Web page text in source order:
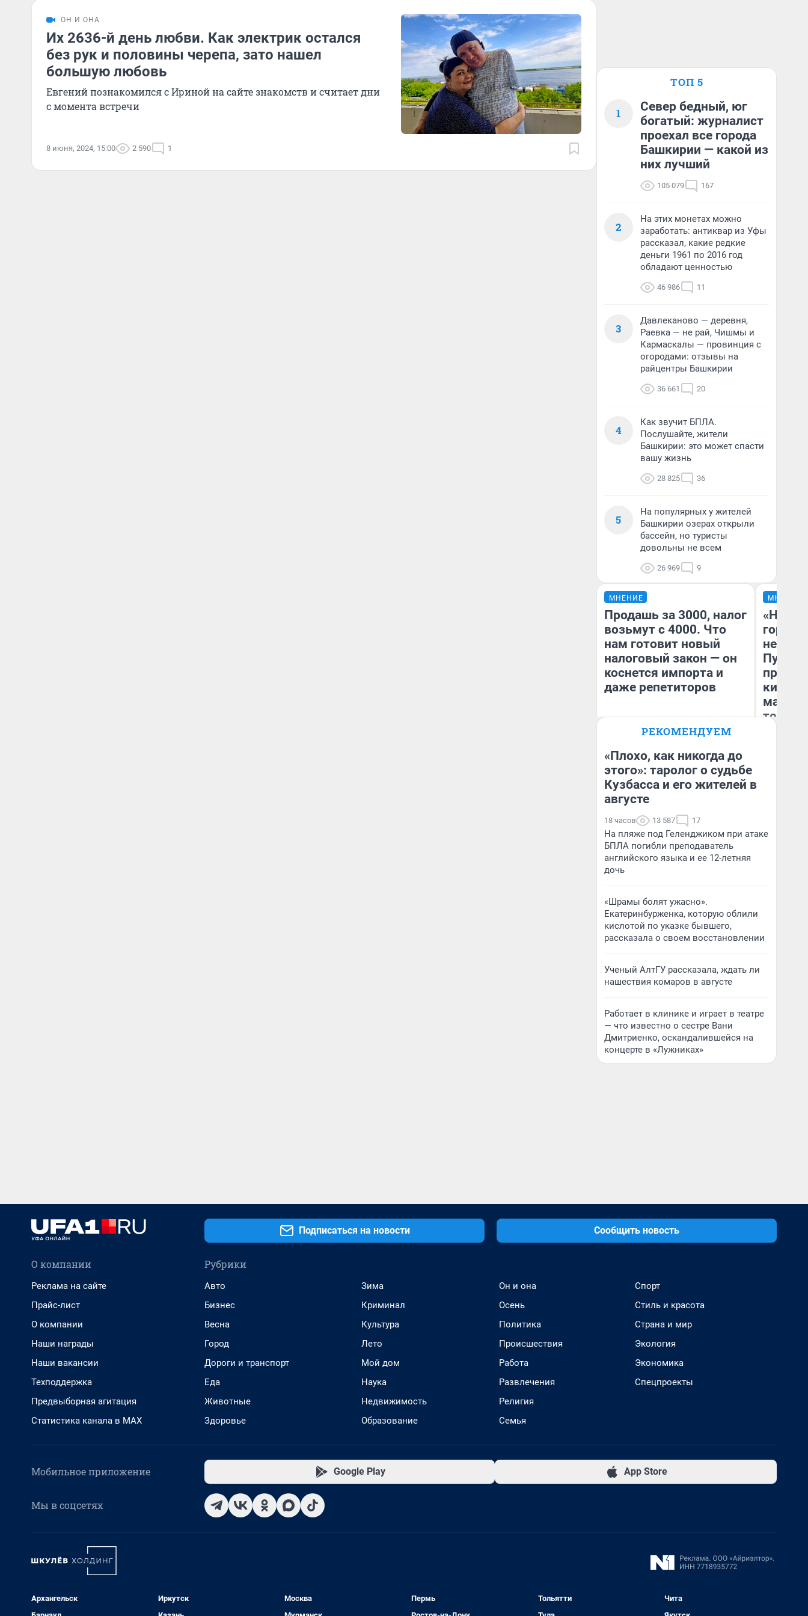
ОН И ОНА
Их 2636-й день любви. Как электрик остался
без рук и половины черепа, зато нашел
большую любовь
Евгений познакомился с Ириной на сайте знакомств и считает дни
с момента встречи
8 июня, 2024, 15:00 2 590 1
ТОП 5
1
Север бедный, юг
богатый: журналист
проехал все города
Башкирии — какой из
них лучший
105 079 167
2
На этих монетах можно
заработать: антиквар из Уфы
рассказал, какие редкие
деньги 1961 по 2016 год
обладают ценностью
46 986 11
3
Давлеканово — деревня,
Раевка — не рай, Чишмы и
Кармаскалы — провинция с
огородами: отзывы на
райцентры Башкирии
36 661 20
4
Как звучит БПЛА.
Послушайте, жители
Башкирии: это может спасти
вашу жизнь
28 825 36
5
На популярных у жителей
Башкирии озерах открыли
бассейн, но туристы
довольны не всем
26 969 9
МНЕНИЕ
Продашь за 3000, налог
возьмут с 4000. Что
нам готовит новый
налоговый закон — он
коснется импорта и
даже репетиторов
Анастасия Завгородняя
МНЕНИЕ
«Нет
того
РЕКОМЕНДУЕМ
«Плохо, как никогда до
этого»: таролог о судьбе
Кузбасса и его жителей в
августе
18 часов 13 587 17
На пляже под Геленджиком при атаке
БПЛА погибли преподаватель
английского языка и ее 12-летняя
дочь
«Шрамы болят ужасно».
Екатеринбурженка, которую облили
кислотой по указке бывшего,
рассказала о своем восстановлении
Ученый АлтГУ рассказала, ждать ли
нашествия комаров в августе
Работает в клинике и играет в театре
— что известно о сестре Вани
Дмитриенко, оскандалившейся на
концерте в «Лужниках»
Подписаться на новости Сообщить новость
О компании
Реклама на сайте
Прайс-лист
О компании
Наши награды
Наши вакансии
Техподдержка
Предвыборная агитация
Статистика канала в MAX
Рубрики
Авто
Бизнес
Весна
Город
Дороги и транспорт
Еда
Животные
Здоровье
Зима
Криминал
Культура
Лето
Мой дом
Наука
Недвижимость
Образование
Он и она
Осень
Политика
Происшествия
Работа
Развлечения
Религия
Семья
Спорт
Стиль и красота
Страна и мир
Экология
Экономика
Спецпроекты
Мобильное приложение Google Play App Store
Мы в соцсетях
Архангельск
Иркутск
Москва
Пермь
Тольятти
Чита